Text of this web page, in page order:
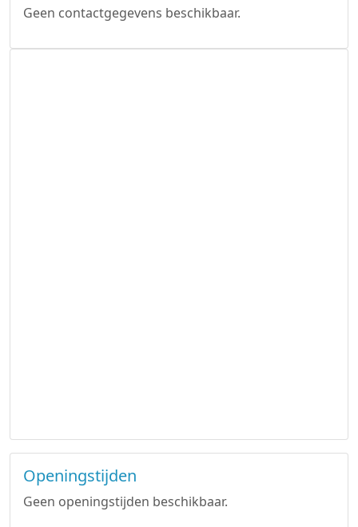
Geen contactgegevens beschikbaar.
Openingstijden
Geen openingstijden beschikbaar.